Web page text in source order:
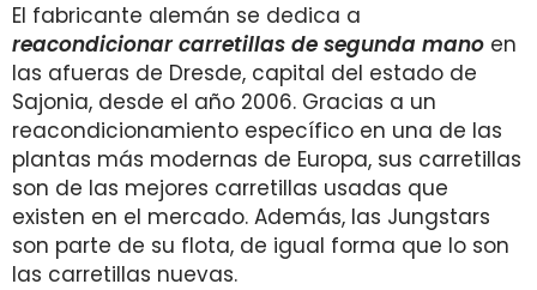
El fabricante alemán se dedica a
reacondicionar carretillas de segunda mano en
las afueras de Dresde, capital del estado de
Sajonia, desde el año 2006. Gracias a un
reacondicionamiento específico en una de las
plantas más modernas de Europa, sus carretillas
son de las mejores carretillas usadas que
existen en el mercado. Además, las Jungstars
son parte de su flota, de igual forma que lo son
las carretillas nuevas.